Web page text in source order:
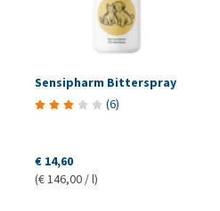
Sensipharm Bitterspray
(6)
€ 14,60
(€ 146,00 / l)